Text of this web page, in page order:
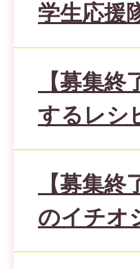
学生応援
【募集
するレシ
【募集
のイチオ